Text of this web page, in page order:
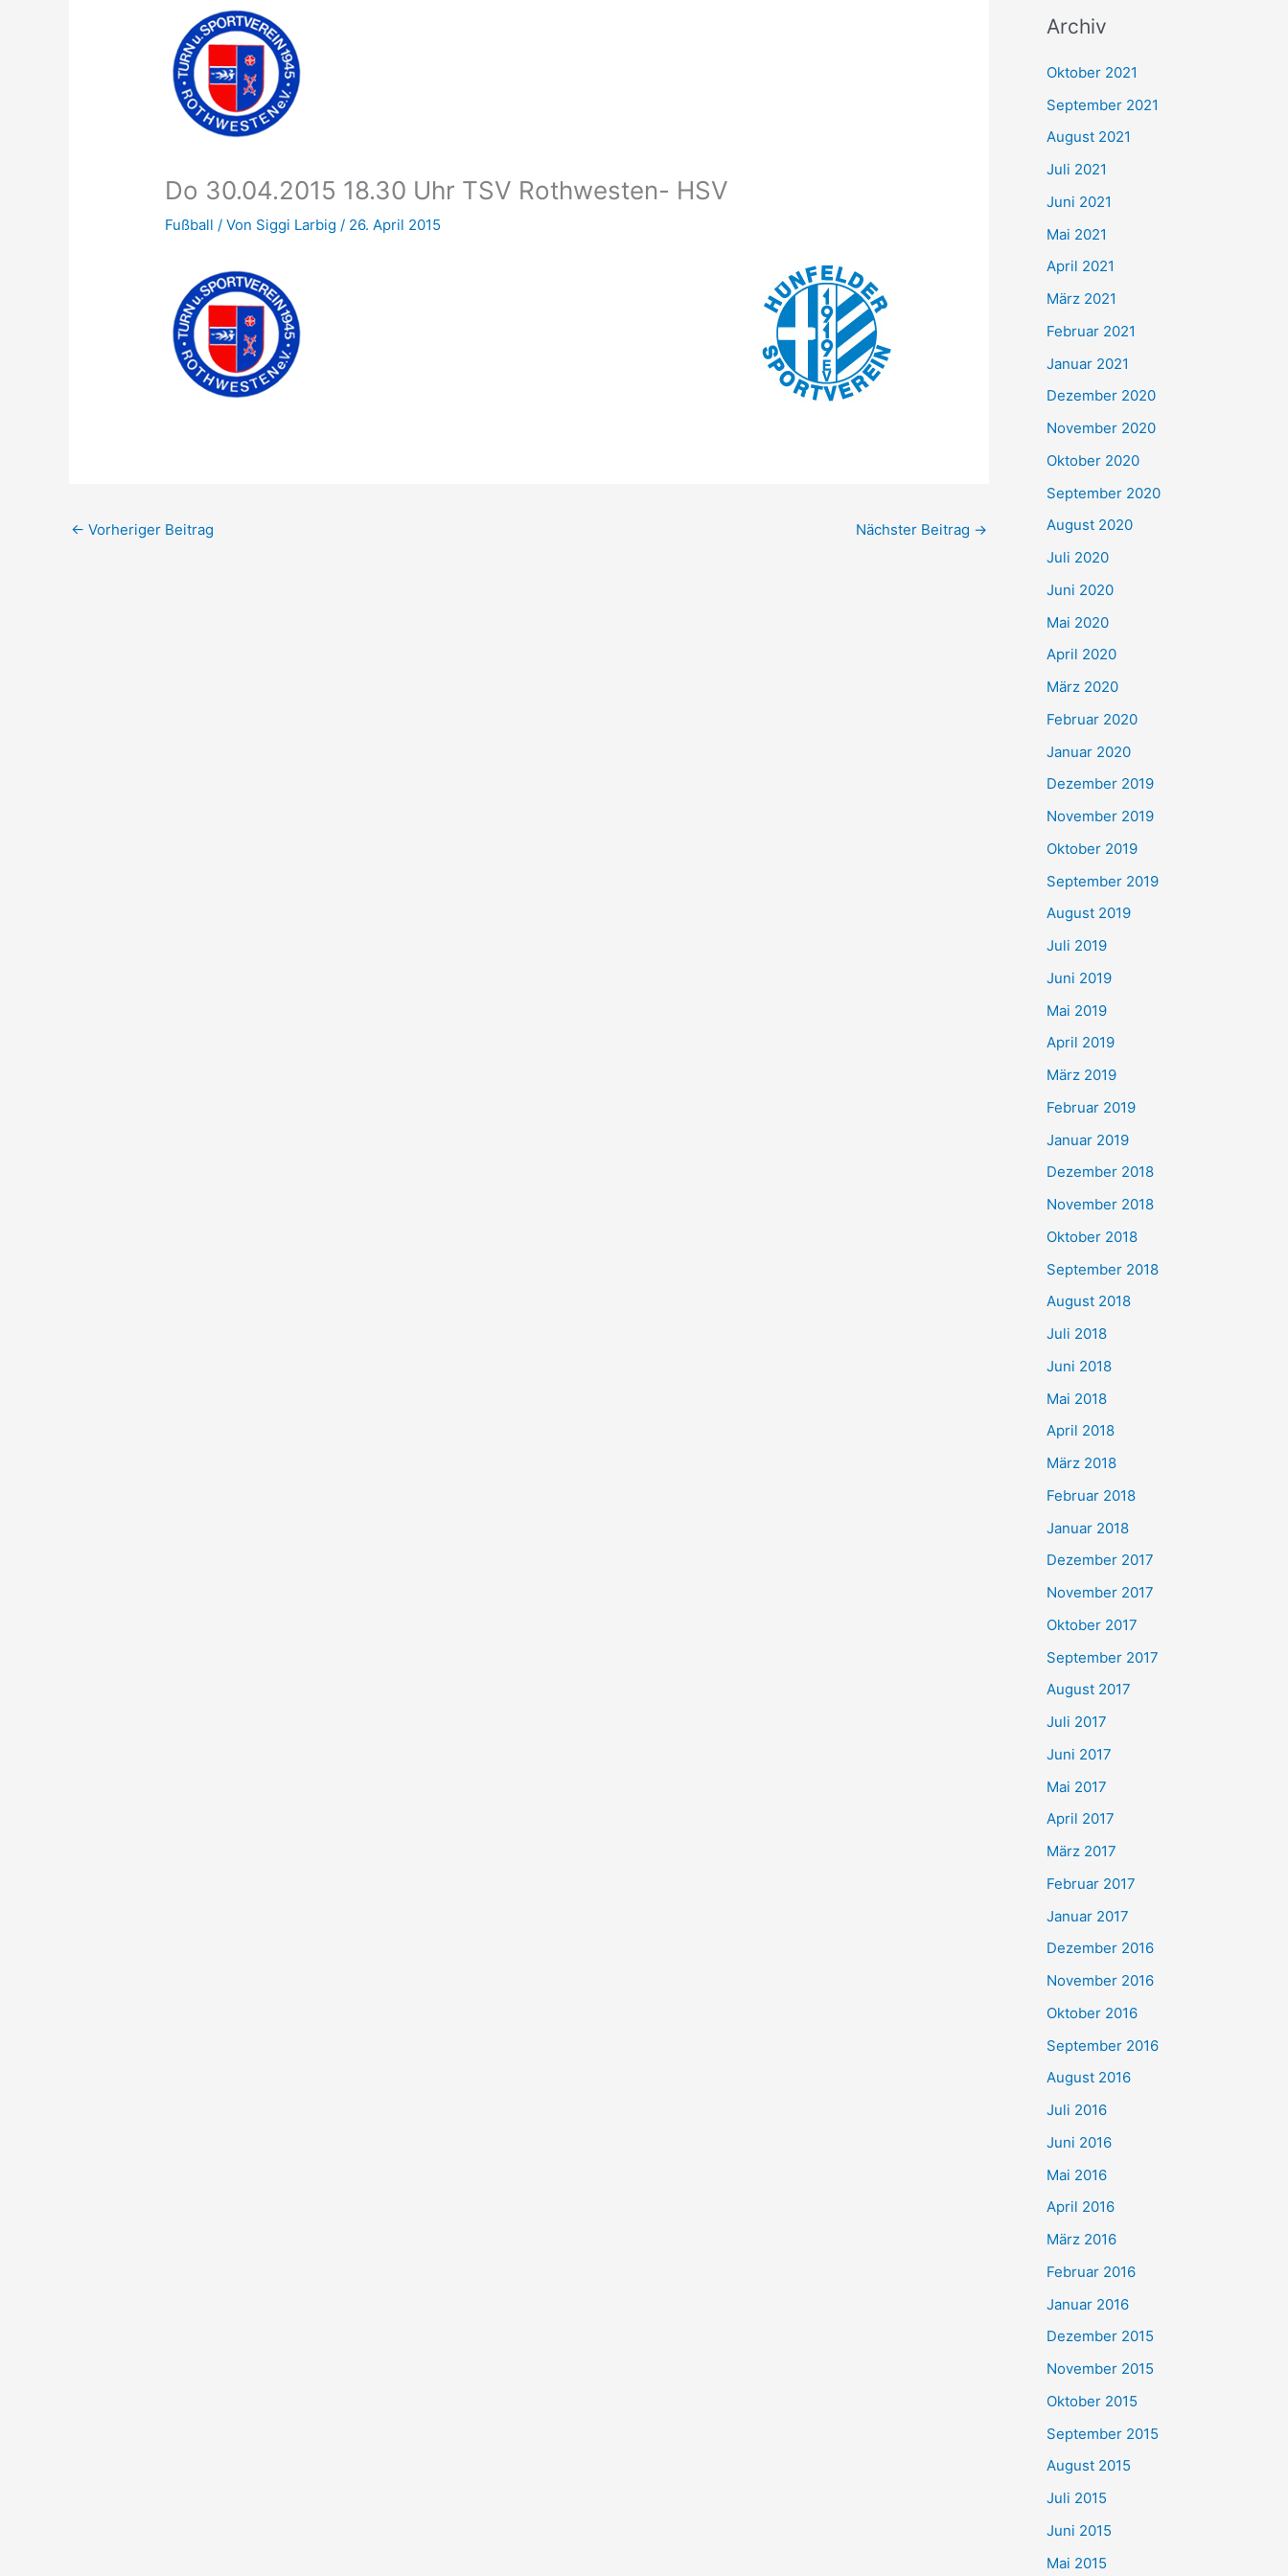
Do 30.04.2015 18.30 Uhr TSV Rothwesten- HSV
Fußball / Von Siggi Larbig/ 26. April 2015
← Vorheriger Beitrag Nächster Beitrag →
h
e
n
h
:
Archiv
Oktober 2021
September 2021
August 2021
Juli 2021
Juni 2021
Mai 2021
April 2021
März 2021
Februar 2021
Januar 2021
Dezember 2020
November 2020
Oktober 2020
September 2020
August 2020
Juli 2020
Juni 2020
Mai 2020
April 2020
März 2020
Februar 2020
Januar 2020
Dezember 2019
November 2019
Oktober 2019
September 2019
August 2019
Juli 2019
Juni 2019
Mai 2019
April 2019
März 2019
Februar 2019
Januar 2019
Dezember 2018
November 2018
Oktober 2018
September 2018
August 2018
Juli 2018
Juni 2018
Mai 2018
April 2018
März 2018
Februar 2018
Januar 2018
Dezember 2017
November 2017
Oktober 2017
September 2017
August 2017
Juli 2017
Juni 2017
Mai 2017
April 2017
März 2017
Februar 2017
Januar 2017
Dezember 2016
November 2016
Oktober 2016
September 2016
August 2016
Juli 2016
Juni 2016
Mai 2016
April 2016
März 2016
Februar 2016
Januar 2016
Dezember 2015
November 2015
Oktober 2015
September 2015
August 2015
Juli 2015
Juni 2015
Mai 2015